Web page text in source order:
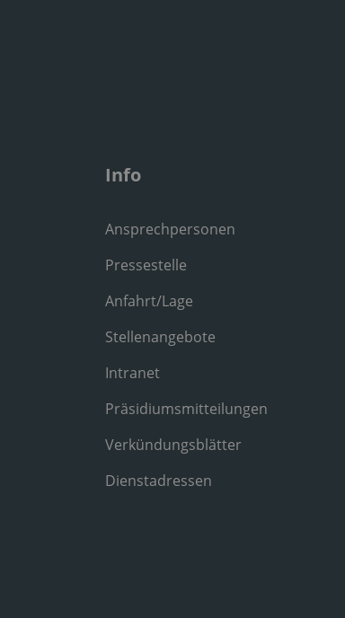
Info
Ansprechpersonen
Pressestelle
Anfahrt/Lage
Stellenangebote
Intranet
Präsidiumsmitteilungen
Verkündungsblätter
Dienstadressen